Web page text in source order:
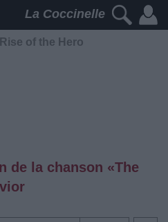
La Coccinelle
Rise of the Hero
de la chanson «The